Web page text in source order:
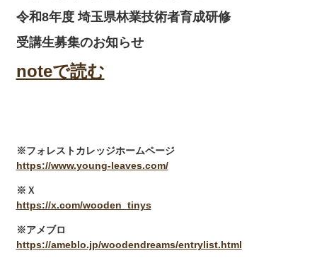
令和8年度 埼玉県林業技術者育成研修
受講生募集のお知らせ
noteで読む
※フォレストカレッジホームページ
https://www.young-leaves.com/
※Ｘ
https://x.com/wooden_tinys
※アメブロ
https://ameblo.jp/woodendreams/entrylist.html